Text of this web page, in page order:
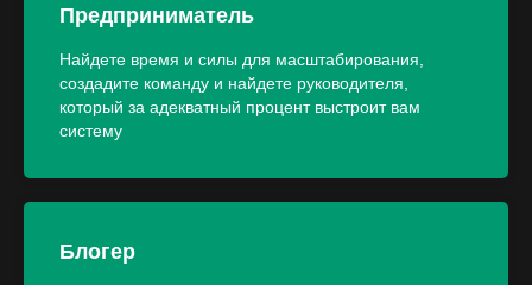
Предприниматель
Найдете время и силы для масштабирования,
создадите команду и найдете руководителя,
который за адекватный процент выстроит вам
систему
Блогер